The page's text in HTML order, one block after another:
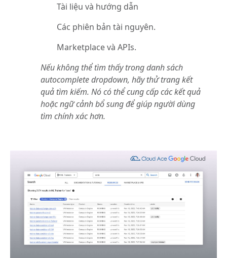
Tài liệu và hướng dẫn
Các phiên bản tài nguyên.
Marketplace và APIs.
Nếu không thể tìm thấy trong danh sách
autocomplete dropdown, hãy thử trang kết
quả tìm kiếm. Nó có thể cung cấp các kết quả
hoặc ngữ cảnh bổ sung để giúp người dùng
tìm chính xác hơn.